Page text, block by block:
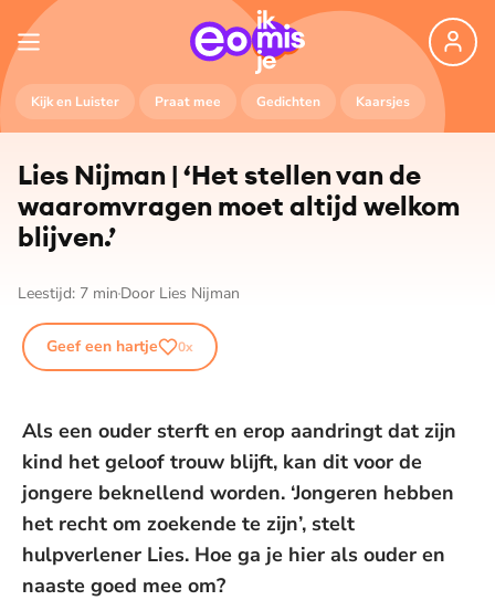
Kijk en Luister Praat mee Gedichten Kaarsjes
Lies Nijman | ‘Het stellen van de
waaromvragen moet altijd welkom
blijven.’
Leestijd: 7 min Door Lies Nijman
Geef een hartje 0x
Als een ouder sterft en erop aandringt dat zijn
kind het geloof trouw blijft, kan dit voor de
jongere beknellend worden. ‘Jongeren hebben
het recht om zoekende te zijn’, stelt
hulpverlener Lies. Hoe ga je hier als ouder en
naaste goed mee om?